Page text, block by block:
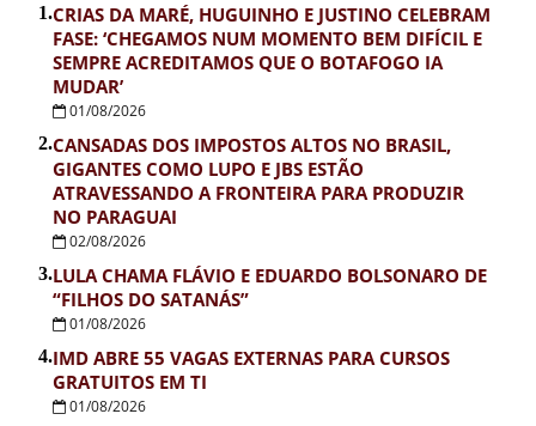
1.CRIAS DA MARÉ, HUGUINHO E JUSTINO CELEBRAM
FASE: ‘CHEGAMOS NUM MOMENTO BEM DIFÍCIL E
SEMPRE ACREDITAMOS QUE O BOTAFOGO IA
MUDAR’
01/08/2026
2.CANSADAS DOS IMPOSTOS ALTOS NO BRASIL,
GIGANTES COMO LUPO E JBS ESTÃO
ATRAVESSANDO A FRONTEIRA PARA PRODUZIR
NO PARAGUAI
02/08/2026
3.LULA CHAMA FLÁVIO E EDUARDO BOLSONARO DE
“FILHOS DO SATANÁS”
01/08/2026
4.IMD ABRE 55 VAGAS EXTERNAS PARA CURSOS
GRATUITOS EM TI
01/08/2026